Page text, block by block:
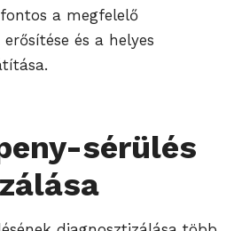
a megfelelő
és a helyes
sérülés